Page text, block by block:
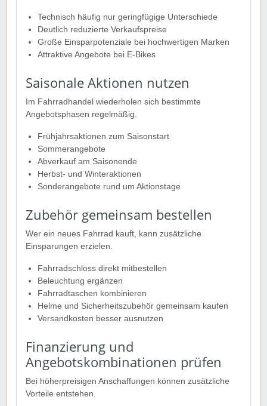
Technisch häufig nur geringfügige Unterschiede
Deutlich reduzierte Verkaufspreise
Große Einsparpotenziale bei hochwertigen Marken
Attraktive Angebote bei E-Bikes
Saisonale Aktionen nutzen
Im Fahrradhandel wiederholen sich bestimmte
Angebotsphasen regelmäßig.
Frühjahrsaktionen zum Saisonstart
Sommerangebote
Abverkauf am Saisonende
Herbst- und Winteraktionen
Sonderangebote rund um Aktionstage
Zubehör gemeinsam bestellen
Wer ein neues Fahrrad kauft, kann zusätzliche
Einsparungen erzielen.
Fahrradschloss direkt mitbestellen
Beleuchtung ergänzen
Fahrradtaschen kombinieren
Helme und Sicherheitszubehör gemeinsam kaufen
Versandkosten besser ausnutzen
Finanzierung und
Angebotskombinationen prüfen
Bei höherpreisigen Anschaffungen können zusätzliche
Vorteile entstehen.